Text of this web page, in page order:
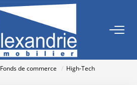
VENTES
Fonds de commerce
High-Tech